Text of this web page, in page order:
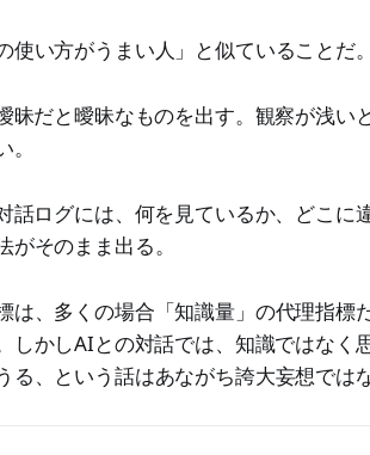
使い方がうまい人」と似ていることだ。
昧だと曖昧なものを出す。観察が浅い
話ログには、何を見ているか、どこに
がそのまま出る。
は、多くの場合「知識量」の代理指標
しかしAIとの対話では、知識ではなく
る、という話はあながち誇大妄想では